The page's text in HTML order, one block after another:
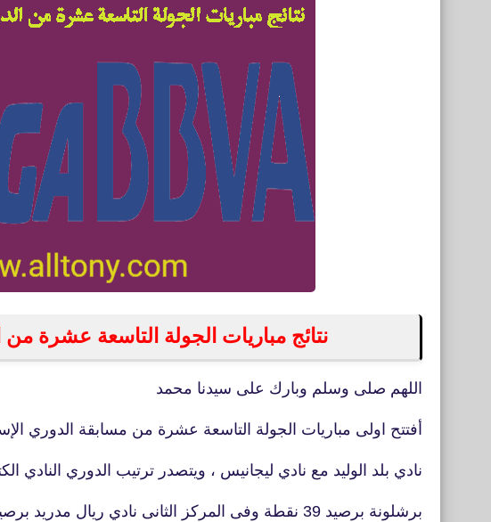
نتائج مباريات الجولة التاسعة عشرة من الدوري
اللهم صلى وسلم وبارك على سيدنا محمد
أفتتح اولى مباريات الجولة التاسعة عشرة من مسابقة الدوري
نادي بلد الوليد مع نادي ليجانيس ، ويتصدر ترتيب الدوري النادي
برشلونة برصيد 39 نقطة وفى المركز الثانى نادي ريال مدريد برصيد 37 نقطة.